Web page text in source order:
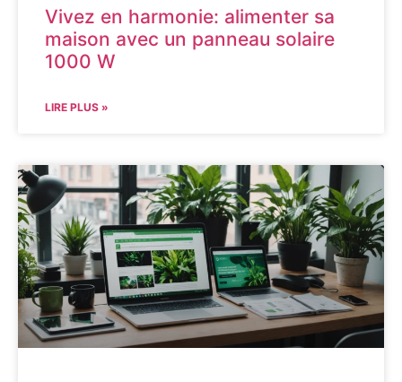
Vivez en harmonie: alimenter sa
maison avec un panneau solaire
1000 W
LIRE PLUS »